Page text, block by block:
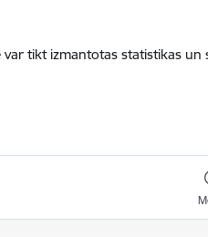
tikt izmantotas statistikas un